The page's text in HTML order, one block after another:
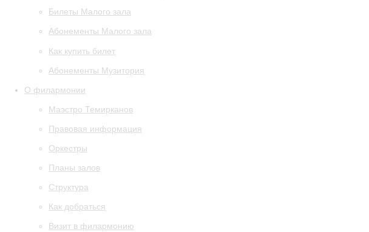
Билеты Малого зала
Абонементы Малого зала
Как купить билет
Абонементы Музитория
О филармонии
Маэстро Темирканов
Правовая информация
Оркестры
Планы залов
Структура
Как добраться
Визит в филармонию